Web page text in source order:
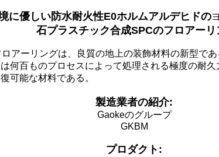
に優しい防水耐火性E0ホルムアルデヒドの
石プラスチック合成SPCのフロアーリ
アーリングは、良質の地上の装飾材料の新型で
何百ものプロセスによって処理される極度の耐
可能な材料である。
製造業者の紹介:
Gaokeのグループ
GKBM
プロダクト: